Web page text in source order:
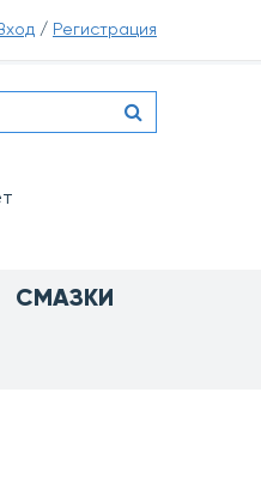
/ Регистрация
СМАЗКИ